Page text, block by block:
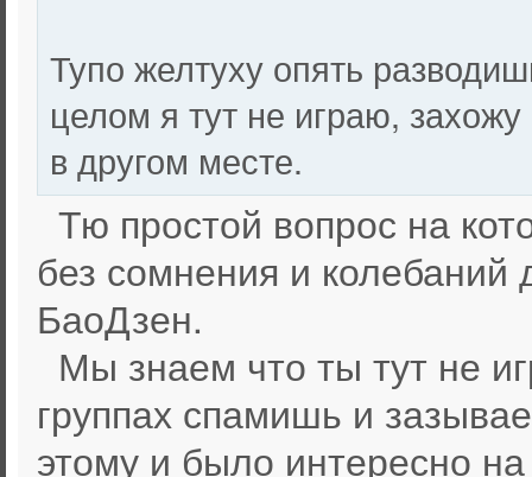
Тупо желтуху опять
целом я тут не играю,
в другом месте.
Тю простой вопрос на
без сомнения и колебаний
БаоДзен.
Мы знаем что ты тут не
группах спамишь и
этому и было интересно